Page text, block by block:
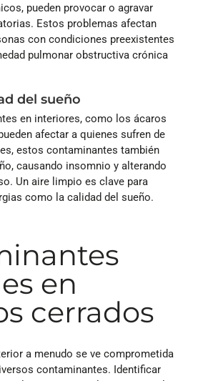
pueden provocar o agravar
Estos problemas afectan
con condiciones preexistentes
pulmonar obstructiva crónica
del sueño
en interiores, como los ácaros
afectar a quienes sufren de
estos contaminantes también
causando insomnio y alterando
Un aire limpio es clave para
como la calidad del sueño.
en
cerrados
a menudo se ve comprometida
contaminantes. Identificar